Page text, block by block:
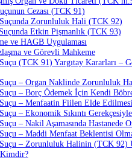
Cezası (TCK 91)
Zorunluluk Hali (TCK 92)
Etkin Pişmanlık (TCK 93)
ve HAGB Uygulaması
ve Görevli Mahkeme
(TCK 91) Yargıtay Kararları –
– Organ Naklinde Zorunluluk
– Borç Ödemek İçin Kendi
– Menfaatin Fiilen Elde
– Ekonomik Sıkıntı Gerekçesiyle
– Nakil Aşamasında Hastanede
– Maddi Menfaat Beklentisi
– Zorunluluk Halinin (TCK 92)